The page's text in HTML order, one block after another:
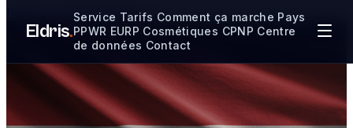
Passer au contenu principal
Eldris.
Service Tarifs Comment ça marche Pays
PPWR EURP Cosmétiques CPNP Centre
de données Contact